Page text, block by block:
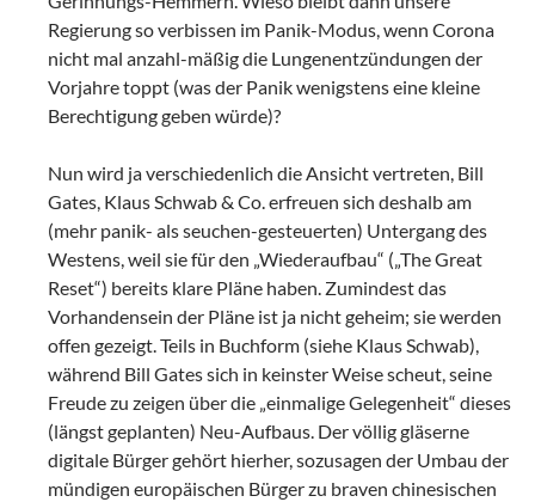
Regierung so verbissen im Panik-Modus, wenn Corona
nicht mal anzahl-mäßig die Lungenentzündungen der
Vorjahre toppt (was der Panik wenigstens eine kleine
Berechtigung geben würde)?
Nun wird ja verschiedenlich die Ansicht vertreten, Bill
Gates, Klaus Schwab & Co. erfreuen sich deshalb am
(mehr panik- als seuchen-gesteuerten) Untergang des
Westens, weil sie für den „Wiederaufbau“ („The Great
Reset“) bereits klare Pläne haben. Zumindest das
Vorhandensein der Pläne ist ja nicht geheim; sie werden
offen gezeigt. Teils in Buchform (siehe Klaus Schwab),
während Bill Gates sich in keinster Weise scheut, seine
Freude zu zeigen über die „einmalige Gelegenheit“ dieses
(längst geplanten) Neu-Aufbaus. Der völlig gläserne
digitale Bürger gehört hierher, sozusagen der Umbau der
mündigen europäischen Bürger zu braven chinesischen